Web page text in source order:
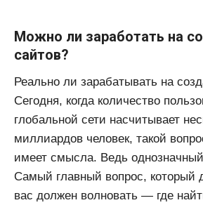
Можно ли заработать на
сайтов?
Реально ли зарабатывать на
Сегодня, когда количество
глобальной сети насчитывает
миллиардов человек, такой
имеет смысла. Ведь
Самый главный вопрос, который
вас должен волновать — где